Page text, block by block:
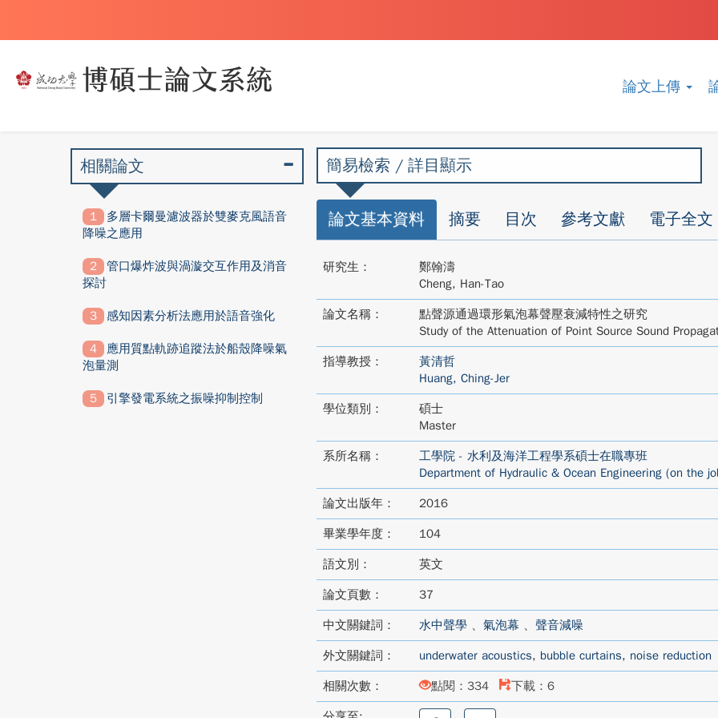
論文上傳
簡易檢索 / 詳目顯示
論文基本資料 摘要 目次 參考文獻 電子全文
研究生：
鄭翰濤
Cheng, Han-Tao
論文名稱：
點聲源通過環形氣泡幕聲壓衰減特性之研究
Study of the Attenuation of Point Source Sound
指導教授：
黃清哲
Huang, Ching-Jer
學位類別：
碩士
Master
系所名稱：
工學院 - 水利及海洋工程學系碩士在職專班
Department of Hydraulic & Ocean Engineering (on the
論文出版年： 2016
畢業學年度： 104
語文別： 英文
論文頁數： 37
中文關鍵詞： 水中聲學、 氣泡幕 、 聲音減噪
外文關鍵詞： underwater acoustics, bubble curtains, noise reduction
相關次數： 點閱：334 下載：6
相關論文
多層卡爾曼濾波器於雙麥克風語音
降噪之應用
管口爆炸波與渦漩交互作用及消音
探討
感知因素分析法應用於語音強化
應用質點軌跡追蹤法於船殼降噪氣
泡量測
引擎發電系統之振噪抑制控制